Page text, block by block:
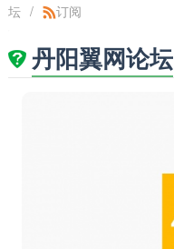
坛 / 订阅
丹阳翼网论坛